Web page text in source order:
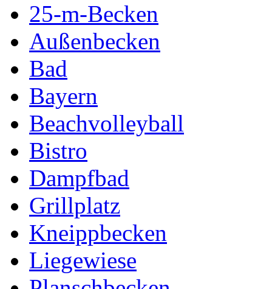
25-m-Becken
Außenbecken
Bad
Bayern
Beachvolleyball
Bistro
Dampfbad
Grillplatz
Kneippbecken
Liegewiese